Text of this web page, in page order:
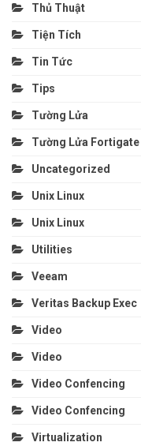
Thủ Thuật
Tiện Tích
Tin Tức
Tips
Tường Lửa
Tường Lửa Fortigate
Uncategorized
Unix Linux
Unix Linux
Utilities
Veeam
Veritas Backup Exec
Video
Video
Video Confencing
Video Confencing
Virtualization